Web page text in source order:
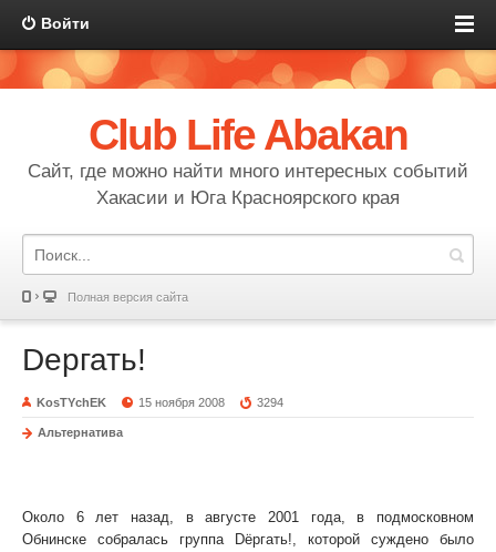
Войти
Club Life Abakan
Сайт, где можно найти много интересных событий
Хакасии и Юга Красноярского края
Полная версия сайта
Dергать!
KosTYchEK 15 ноября 2008 3294
Альтернатива
Около 6 лет назад, в августе 2001 года, в подмосковном
Обнинске собралась группа Dёргать!, которой суждено было